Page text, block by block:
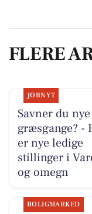
FLERE
JOBNYT
Savner du nye
græsgange? -
er nye ledige
stillinger i
og omegn
BOLIGMARKED